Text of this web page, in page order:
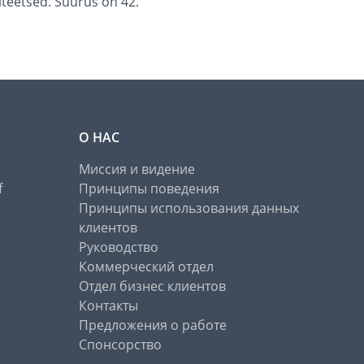
О НАС
Миссия и видение
Принципы поведения
Принципы использования данных
клиентов
Руководство
Коммерческий отдел
Отдел бизнес клиентов
Контакты
Предложения о работе
Спонсорство